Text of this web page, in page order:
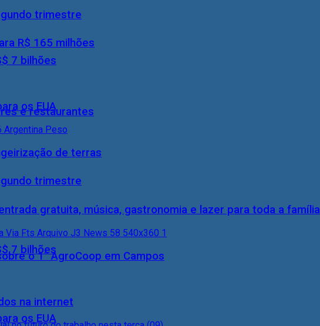
R$ 165 milhões
e restaurantes
trimestre
7 bilhões
os EUA
trimestre
7 bilhões
os EUA
de terras
gratuita, música, gastronomia e lazer para toda a família
o 1° AgroCoop em Campos
na internet